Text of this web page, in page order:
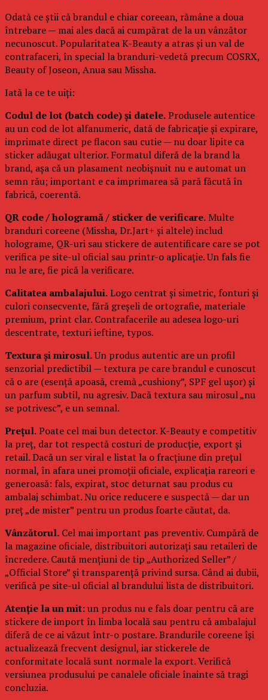
Odată ce știi că brandul e chiar coreean, rămâne a doua
întrebare — mai ales dacă ai cumpărat de la un vânzător
necunoscut. Popularitatea K-Beauty a atras și un val de
contrafaceri, în special la branduri-vedetă precum COSRX,
Beauty of Joseon, Anua sau Missha.
Iată la ce te uiți:
Codul de lot (batch code) și datele.Produsele autentice
au un cod de lot alfanumeric, dată de fabricație și expirare,
imprimate direct pe flacon sau cutie — nu doar lipite ca
sticker adăugat ulterior. Formatul diferă de la brand la
brand, așa că un plasament neobișnuit nu e automat un
semn rău; important e ca imprimarea să pară făcută în
fabrică, coerentă.
QR code / hologramă / sticker de verificare.Multe
branduri coreene (Missha, Dr.Jart+ și altele) includ
holograme, QR-uri sau stickere de autentificare care se pot
verifica pe site-ul oficial sau printr-o aplicație. Un fals fie
nu le are, fie pică la verificare.
Calitatea ambalajului.Logo centrat și simetric, fonturi și
culori consecvente, fără greșeli de ortografie, materiale
premium, print clar. Contrafacerile au adesea logo-uri
descentrate, texturi ieftine, typos.
Textura și mirosul.Un produs autentic are un profil
senzorial predictibil — textura pe care brandul e cunoscut
că o are (esență apoasă, cremă „cushiony”, SPF gel ușor) și
un parfum subtil, nu agresiv. Dacă textura sau mirosul „nu
se potrivesc”, e un semnal.
Prețul.Poate cel mai bun detector. K-Beauty e competitiv
la preț, dar tot respectă costuri de producție, export și
retail. Dacă un ser viral e listat la o fracțiune din prețul
normal, în afara unei promoții oficiale, explicația rareori e
generoasă: fals, expirat, stoc deturnat sau produs cu
ambalaj schimbat. Nu orice reducere e suspectă — dar un
preț „de mister” pentru un produs foarte căutat, da.
Vânzătorul. Cel mai important pas preventiv. Cumpără de
la magazine oficiale, distribuitori autorizați sau retaileri de
încredere. Caută mențiuni de tip „Authorized Seller” /
„Official Store” și transparență privind sursa. Când ai dubii,
verifică pe site-ul oficial al brandului lista de distribuitori.
Atenție la un mit:un produs nu e fals doar pentru că are
stickere de import în limba locală sau pentru că ambalajul
diferă de ce ai văzut într-o postare. Brandurile coreene își
actualizează frecvent designul, iar stickerele de
conformitate locală sunt normale la export. Verifică
versiunea produsului pe canalele oficiale înainte să tragi
concluzia.